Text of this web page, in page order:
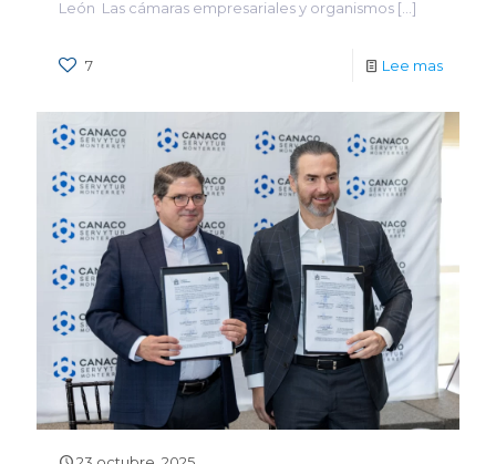
León Las cámaras empresariales y organismos […]
7 Lee mas